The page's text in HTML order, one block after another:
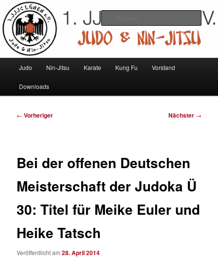
primären
Inhalt
springen1. JJJC Lünen e.V.
Judo und Ninjitsu
Judo Nin-Jitsu Karate Kung Fu Vorstand
Downloads
Beitragsnavigation
← Vorheriger Nächster →
Bei der offenen Deutschen
Meisterschaft der Judoka Ü
30: Titel für Meike Euler und
Heike Tatsch
Veröffentlicht am28. April 2014